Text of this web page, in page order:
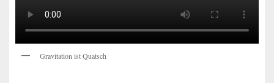
Gravitation ist Quatsch